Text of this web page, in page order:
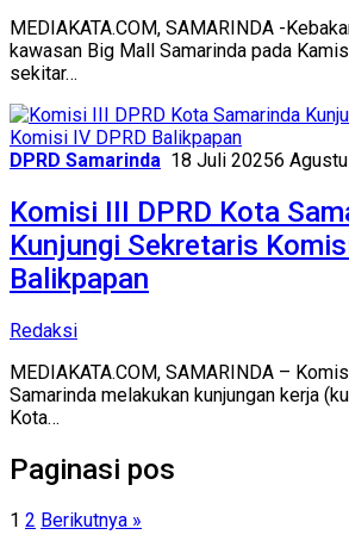
MEDIAKATA.COM, SAMARINDA -
kawasan Big Mall Samarinda pada
sekitar…
DPRD Samarinda 18 Juli 20256
Komisi III DPRD Kota
Kunjungi Sekretaris
Balikpapan
Redaksi
MEDIAKATA.COM, SAMARINDA –
Samarinda melakukan kunjungan kerja
Kota…
Paginasi pos
1 2 Berikutnya »